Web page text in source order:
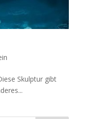
Skulptur gibt